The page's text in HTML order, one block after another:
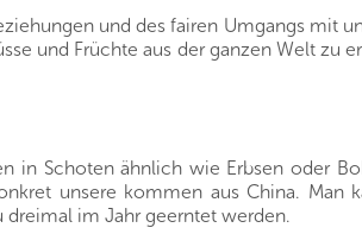
und des fairen Umgangs mit
und Früchte aus der ganzen Welt zu
in Schoten ähnlich wie Erbsen oder
unsere kommen aus China. Man
dreimal im Jahr geerntet werden.